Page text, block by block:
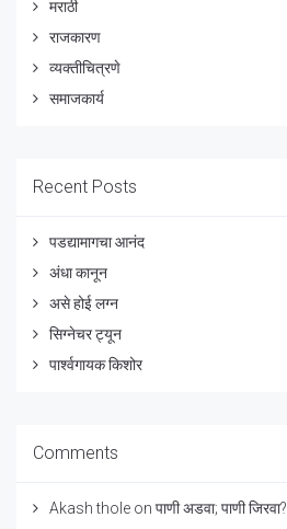
मराठी
राजकारण
व्यक्तीचित्रणे
समाजकार्य
Recent Posts
पडद्यामागचा आनंद
अंधा कानून
असे होई लग्न
सिग्नेचर ट्यून
पार्श्वगायक किशोर
Comments
Akash thole on पाणी अडवा; पाणी जिरवा?